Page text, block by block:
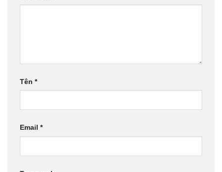
Tên *
Email *